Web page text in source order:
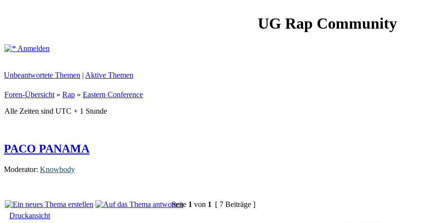
UG Rap Community
Anmelden
Unbeantwortete Themen | Aktive Themen
Foren-Übersicht » Rap » Eastern Conference
Alle Zeiten sind UTC + 1 Stunde
PACO PANAMA
Moderator: Knowbody
Seite 1 von 1 [ 7 Beiträge ]
Druckansicht